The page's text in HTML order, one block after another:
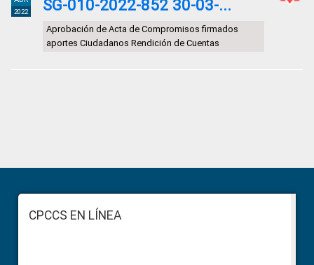
2022
SG-010-2022-852 30-03-...
Aprobación de Acta de Compromisos firmados
aportes Ciudadanos Rendición de Cuentas
Sidebar
FooterCPCCS EN LÍNEA